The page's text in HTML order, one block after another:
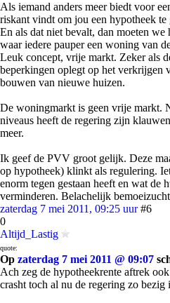
Als iemand anders meer biedt voor
riskant vindt om jou een hypotheek te
En als dat niet bevalt, dan moeten
waar iedere pauper een woning van
Leuk concept, vrije markt. Zeker als
beperkingen oplegt op het verkrijgen
bouwen van nieuwe huizen.
De woningmarkt is geen vrije markt.
niveaus heeft de regering zijn
meer.
Ik geef de PVV groot gelijk. Deze
op hypotheek) klinkt als regulering.
enorm tegen gestaan heeft en wat de
verminderen. Belachelijk
zaterdag 7 mei 2011, 09:25 uur #6
0
Altijd_Lastig
quote:
Op zaterdag 7 mei 2011 @ 09:07
Ach zeg de hypotheekrente aftrek
crasht toch al nu de regering zo bezig